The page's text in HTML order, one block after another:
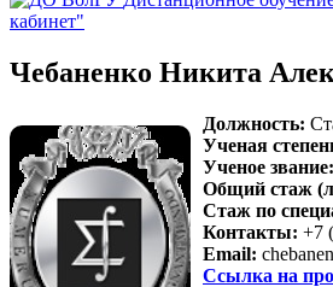
кабинет"
Чебаненко Никита
Должность:
Ученая
Ученое звание:
Общий стаж
Стаж по
Контакты: +7
Email:
Ссылка на